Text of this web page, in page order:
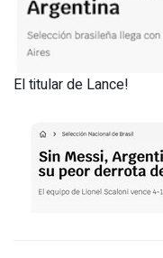
El titular de Lance!